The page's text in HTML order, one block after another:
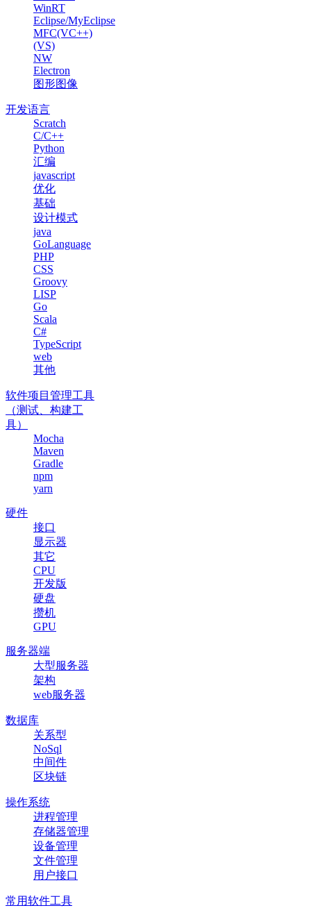
WinRT
Eclipse/MyEclipse
MFC(VC++)
(VS)
NW
Electron
图形图像
开发语言
Scratch
C/C++
Python
汇编
javascript
优化
基础
设计模式
java
GoLanguage
PHP
CSS
Groovy
LISP
Go
Scala
C#
TypeScript
web
其他
软件项目管理工具
（测试、构建工
具）
Mocha
Maven
Gradle
npm
yarn
硬件
接口
显示器
其它
CPU
开发版
硬盘
攒机
GPU
服务器端
大型服务器
架构
web服务器
数据库
关系型
NoSql
中间件
区块链
操作系统
进程管理
存储器管理
设备管理
文件管理
用户接口
常用软件工具